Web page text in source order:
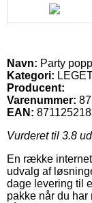
Navn: Party
Kategori:
Producent:
Varenummer:
EAN:
Vurderet til 3.8
En række
udvalg af
dage levering til
pakke når du